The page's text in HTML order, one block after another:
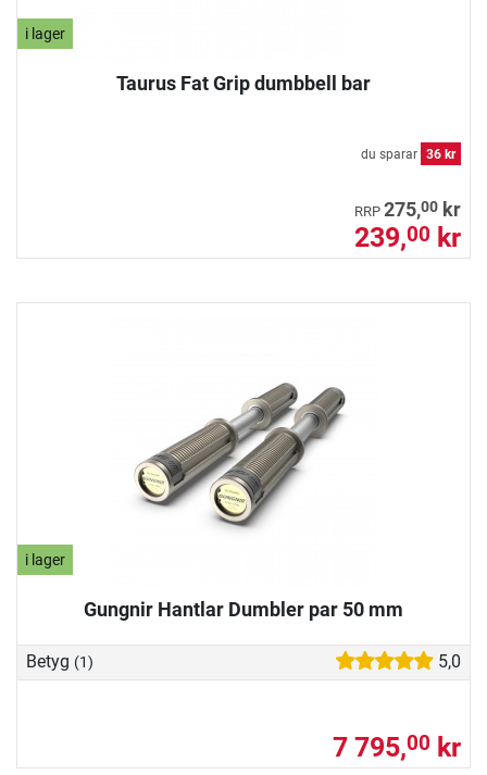
i lager
Taurus Fat Grip dumbbell bar
du sparar 36 kr
RRP 275,00 kr
239,00 kr
i lager
Gungnir Hantlar Dumbler par 50 mm
Betyg (1) 5,0
7 795,00 kr